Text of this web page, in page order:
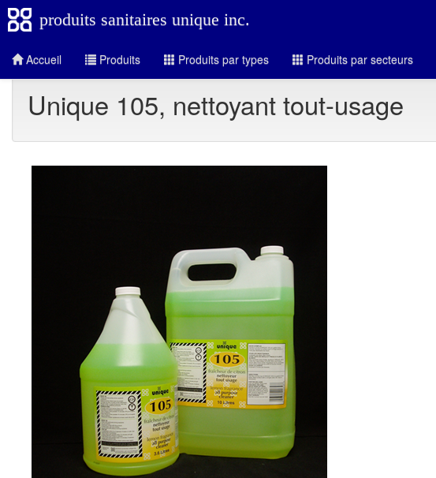
produits sanitaires unique inc.
Accueil Produits Produits par types Produits par secteurs
Unique 105, nettoyant tout-usage